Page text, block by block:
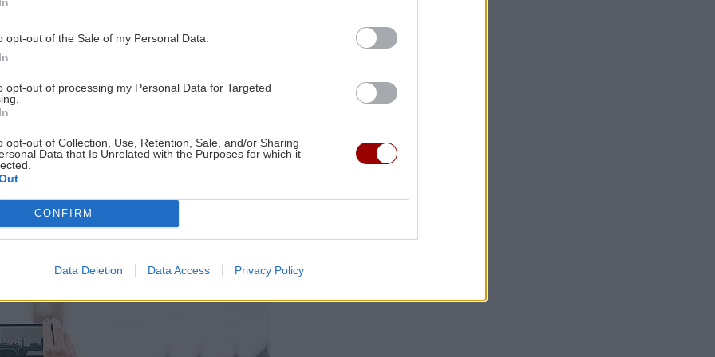
opt-out of the Sale of my Personal Data.
opt-out of processing my Personal Data for Targeted
opt-out of Collection, Use, Retention, Sale, and/or Sharing
Data that Is Unrelated with the Purposes for which it
CONFIRM
Data Deletion Data Access Privacy Policy
στον κόσμο, έφτασε στο 91% των προ-
ισχυρή ενδοπεριφερειακή ζήτηση και τα
πριν από την κρίση αυτό το επτάμηνο και η
στο 61% των επιπέδων αφίξεων πριν
προορισμών και αγορών προέλευσης στα τέλη του